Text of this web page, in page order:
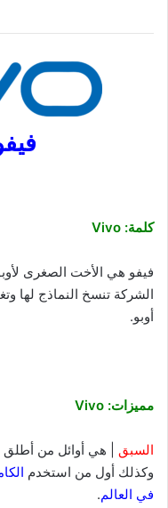
كلمة: Vivo
فيفو هي الأخت الصغرى
الشركة تنسخ النماذج لها
أوبو.
مميزات: Vivo
السبق | هي أوائل من أطلق
وكذلك أول من استخدم
في العالم.